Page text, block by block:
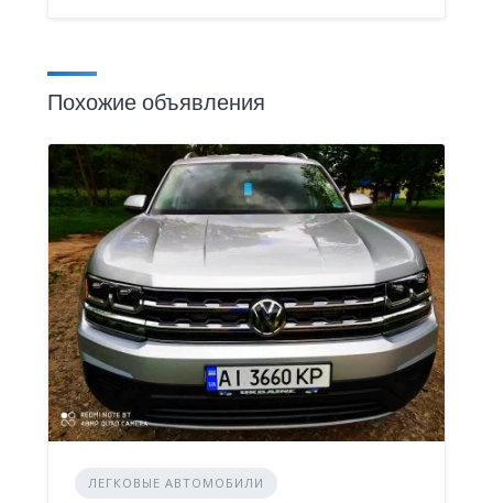
Похожие объявления
ЛЕГКОВЫЕ АВТОМОБИЛИ